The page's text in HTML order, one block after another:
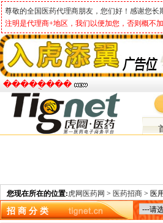
尊敬的全国医药代理商朋友，您们好！感谢您
注明是代理商+地区，我们以便加您，否则概不
�����ֻ���
您现在所在的位置:虎网医药网 > 医药招商 > 医
招 商 分 类